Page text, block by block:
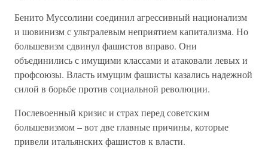
Бенито Муссолини соединил агрессивный национализм
и шовинизм с ультралевым неприятием капитализма. Но
большевизм сдвинул фашистов вправо. Они
объединились с имущими классами и атаковали левых и
профсоюзы. Власть имущим фашисты казались надежной
силой в борьбе против социальной революции.
Послевоенный кризис и страх перед советским
большевизмом – вот две главные причины, которые
привели итальянских фашистов к власти.